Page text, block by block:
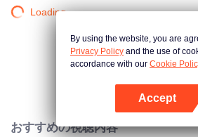
Loading…
おすすめの視聴内容
By using the website, you are
Privacy Policy and the use of
accordance with our Cookie
Accept